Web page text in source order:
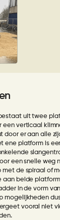
uit twee
een verticaal
door er aan alle
ene platform is
een snelle weg
met de spiraal of
aan beide
in de vorm
mogelijkheden
vooral niet